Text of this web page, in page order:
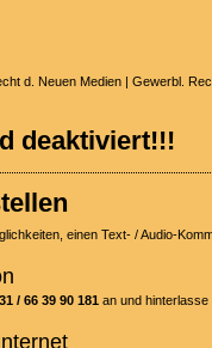
d. Neuen Medien | Gewerbl.
deaktiviert!!!
einen Text- / Audio-
/ 66 39 90 181 an und hinterlasse